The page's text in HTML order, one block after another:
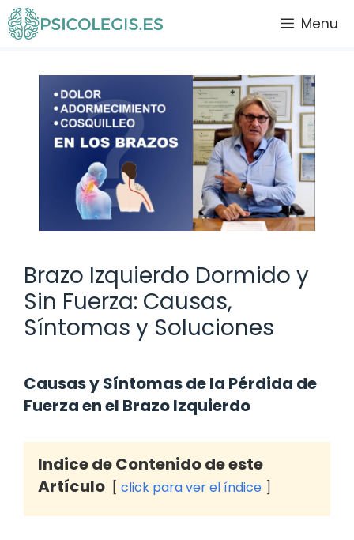
Saltar
al
Menu
Brazo Izquierdo Dormido y
Sin Fuerza: Causas,
Síntomas y Soluciones
Causas y Síntomas de la Pérdida de
Fuerza en el Brazo Izquierdo
Indice de Contenido de este
Artículo
click para ver el índice